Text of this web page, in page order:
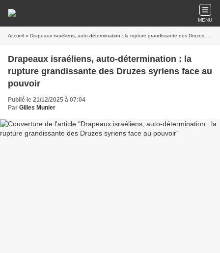
MENU
Accueil » Drapeaux israéliens, auto-détermination : la rupture grandissante des Druzes syriens face au pouvoir
Drapeaux israéliens, auto-détermination : la
rupture grandissante des Druzes syriens face au
pouvoir
Publié le 21/12/2025 à 07:04
Par Gilles Munier